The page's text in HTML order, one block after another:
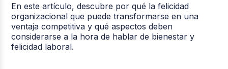
En este artículo, descubre por qué la felicidad
organizacional que puede transformarse en una
ventaja competitiva y qué aspectos deben
considerarse a la hora de hablar de bienestar y
felicidad laboral.